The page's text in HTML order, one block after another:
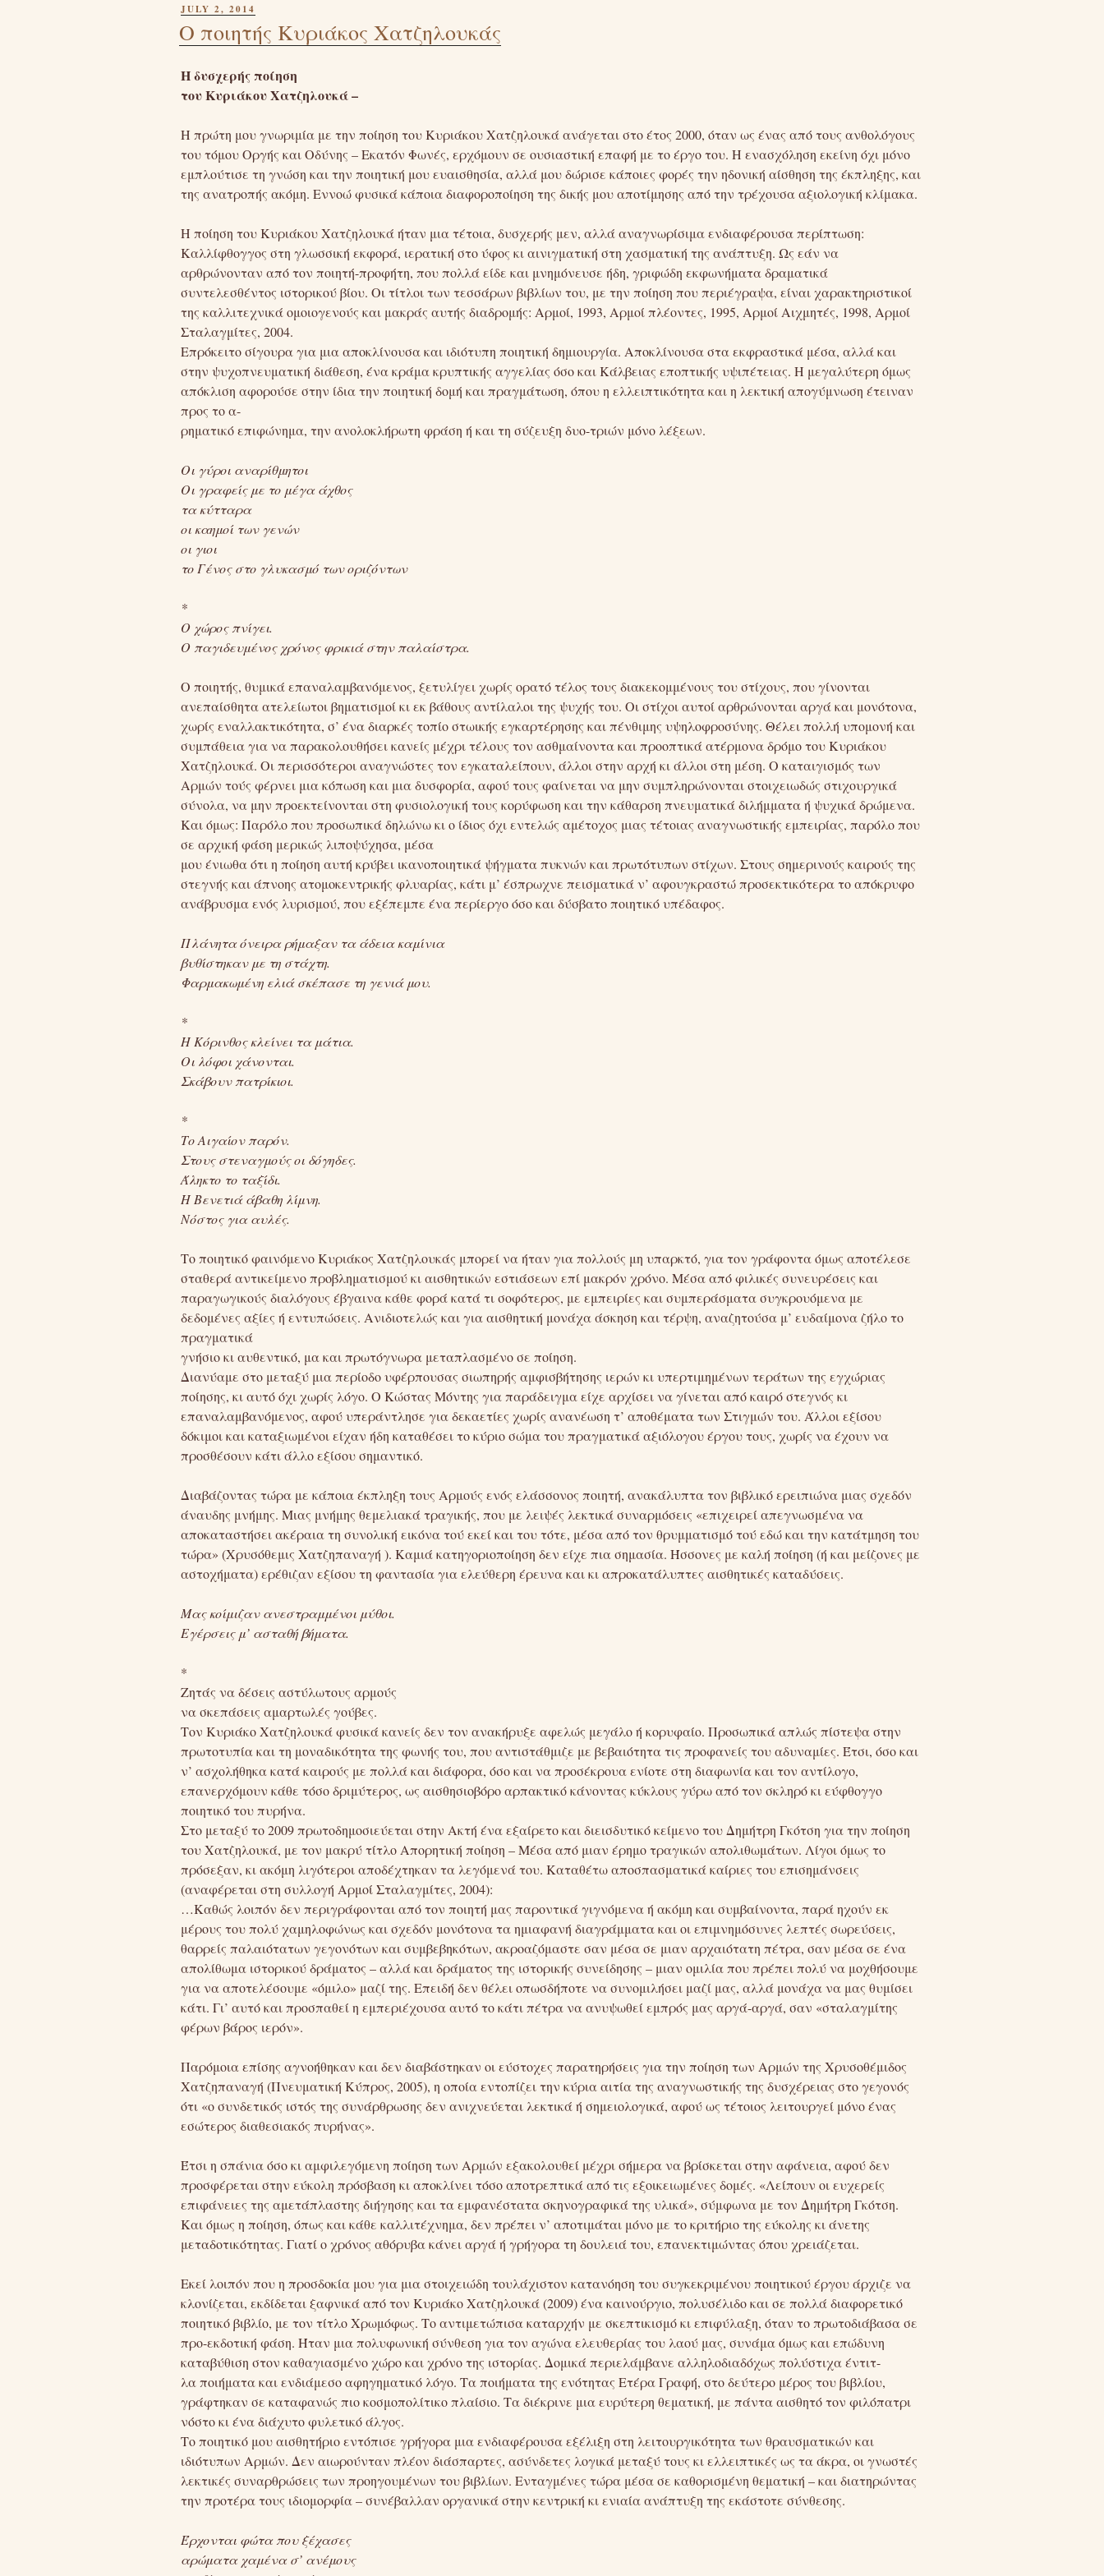
POSTED
JULY 2, 2014
Ο ποιητής Κυριάκος Χατζηλουκάς
Η δυσχερής ποίηση
του Κυριάκου Χατζηλουκά –
Η πρώτη μου γνωριμία με την ποίηση του Κυριάκου Χατζηλουκά ανάγεται στο έτος 2000, όταν ως ένας από τους ανθολόγους
του τόμου Οργής και Οδύνης – Εκατόν Φωνές, ερχόμουν σε ουσιαστική επαφή με το έργο του. Η ενασχόληση εκείνη όχι μόνο
εμπλούτισε τη γνώση και την ποιητική μου ευαισθησία, αλλά μου δώρισε κάποιες φορές την ηδονική αίσθηση της έκπληξης, και
της ανατροπής ακόμη. Εννοώ φυσικά κάποια διαφοροποίηση της δικής μου αποτίμησης από την τρέχουσα αξιολογική κλίμακα.
Η ποίηση του Κυριάκου Χατζηλουκά ήταν μια τέτοια, δυσχερής μεν, αλλά αναγνωρίσιμα ενδιαφέρουσα περίπτωση:
Καλλίφθογγος στη γλωσσική εκφορά, ιερατική στο ύφος κι αινιγματική στη χασματική της ανάπτυξη. Ως εάν να
αρθρώνονταν από τον ποιητή-προφήτη, που πολλά είδε και μνημόνευσε ήδη, γριφώδη εκφωνήματα δραματικά
συντελεσθέντος ιστορικού βίου. Οι τίτλοι των τεσσάρων βιβλίων του, με την ποίηση που περιέγραψα, είναι χαρακτηριστικοί
της καλλιτεχνικά ομοιογενούς και μακράς αυτής διαδρομής: Αρμοί, 1993, Αρμοί πλέοντες, 1995, Αρμοί Αιχμητές, 1998, Αρμοί
Σταλαγμίτες, 2004.
Επρόκειτο σίγουρα για μια αποκλίνουσα και ιδιότυπη ποιητική δημιουργία. Αποκλίνουσα στα εκφραστικά μέσα, αλλά και
στην ψυχοπνευματική διάθεση, ένα κράμα κρυπτικής αγγελίας όσο και Κάλβειας εποπτικής υψιπέτειας. Η μεγαλύτερη όμως
απόκλιση αφορούσε στην ίδια την ποιητική δομή και πραγμάτωση, όπου η ελλειπτικότητα και η λεκτική απογύμνωση έτειναν
προς το α-
ρηματικό επιφώνημα, την ανολοκλήρωτη φράση ή και τη σύζευξη δυο-τριών μόνο λέξεων.
Οι γύροι αναρίθμητοι
Οι γραφείς με το μέγα άχθος
τα κύτταρα
οι καημοί των γενών
οι γιοι
το Γένος στο γλυκασμό των οριζόντων
*
Ο χώρος πνίγει.
Ο παγιδευμένος χρόνος φρικιά στην παλαίστρα.
Ο ποιητής, θυμικά επαναλαμβανόμενος, ξετυλίγει χωρίς ορατό τέλος τους διακεκομμένους του στίχους, που γίνονται
ανεπαίσθητα ατελείωτοι βηματισμοί κι εκ βάθους αντίλαλοι της ψυχής του. Οι στίχοι αυτοί αρθρώνονται αργά και μονότονα,
χωρίς εναλλακτικότητα, σ’ ένα διαρκές τοπίο στωικής εγκαρτέρησης και πένθιμης υψηλοφροσύνης. Θέλει πολλή υπομονή και
συμπάθεια για να παρακολουθήσει κανείς μέχρι τέλους τον ασθμαίνοντα και προοπτικά ατέρμονα δρόμο του Κυριάκου
Χατζηλουκά. Οι περισσότεροι αναγνώστες τον εγκαταλείπουν, άλλοι στην αρχή κι άλλοι στη μέση. Ο καταιγισμός των
Αρμών τούς φέρνει μια κόπωση και μια δυσφορία, αφού τους φαίνεται να μην συμπληρώνονται στοιχειωδώς στιχουργικά
σύνολα, να μην προεκτείνονται στη φυσιολογική τους κορύφωση και την κάθαρση πνευματικά διλήμματα ή ψυχικά δρώμενα.
Και όμως: Παρόλο που προσωπικά δηλώνω κι ο ίδιος όχι εντελώς αμέτοχος μιας τέτοιας αναγνωστικής εμπειρίας, παρόλο που
σε αρχική φάση μερικώς λιποψύχησα, μέσα
μου ένιωθα ότι η ποίηση αυτή κρύβει ικανοποιητικά ψήγματα πυκνών και πρωτότυπων στίχων. Στους σημερινούς καιρούς της
στεγνής και άπνοης ατομοκεντρικής φλυαρίας, κάτι μ’ έσπρωχνε πεισματικά ν’ αφουγκραστώ προσεκτικότερα το απόκρυφο
ανάβρυσμα ενός λυρισμού, που εξέπεμπε ένα περίεργο όσο και δύσβατο ποιητικό υπέδαφος.
Πλάνητα όνειρα ρήμαξαν τα άδεια καμίνια
βυθίστηκαν με τη στάχτη.
Φαρμακωμένη ελιά σκέπασε τη γενιά μου.
*
Η Κόρινθος κλείνει τα μάτια.
Οι λόφοι χάνονται.
Σκάβουν πατρίκιοι.
*
Το Αιγαίον παρόν.
Στους στεναγμούς οι δόγηδες.
Άληκτο το ταξίδι.
Η Βενετιά άβαθη λίμνη.
Νόστος για αυλές.
Το ποιητικό φαινόμενο Κυριάκος Χατζηλουκάς μπορεί να ήταν για πολλούς μη υπαρκτό, για τον γράφοντα όμως αποτέλεσε
σταθερά αντικείμενο προβληματισμού κι αισθητικών εστιάσεων επί μακρόν χρόνο. Μέσα από φιλικές συνευρέσεις και
παραγωγικούς διαλόγους έβγαινα κάθε φορά κατά τι σοφότερος, με εμπειρίες και συμπεράσματα συγκρουόμενα με
δεδομένες αξίες ή εντυπώσεις. Ανιδιοτελώς και για αισθητική μονάχα άσκηση και τέρψη, αναζητούσα μ’ ευδαίμονα ζήλο το
πραγματικά
γνήσιο κι αυθεντικό, μα και πρωτόγνωρα μεταπλασμένο σε ποίηση.
Διανύαμε στο μεταξύ μια περίοδο υφέρπουσας σιωπηρής αμφισβήτησης ιερών κι υπερτιμημένων τεράτων της εγχώριας
ποίησης, κι αυτό όχι χωρίς λόγο. Ο Κώστας Μόντης για παράδειγμα είχε αρχίσει να γίνεται από καιρό στεγνός κι
επαναλαμβανόμενος, αφού υπεράντλησε για δεκαετίες χωρίς ανανέωση τ’ αποθέματα των Στιγμών του. Άλλοι εξίσου
δόκιμοι και καταξιωμένοι είχαν ήδη καταθέσει το κύριο σώμα του πραγματικά αξιόλογου έργου τους, χωρίς να έχουν να
προσθέσουν κάτι άλλο εξίσου σημαντικό.
Διαβάζοντας τώρα με κάποια έκπληξη τους Αρμούς ενός ελάσσονος ποιητή, ανακάλυπτα τον βιβλικό ερειπιώνα μιας σχεδόν
άναυδης μνήμης. Μιας μνήμης θεμελιακά τραγικής, που με λειψές λεκτικά συναρμόσεις «επιχειρεί απεγνωσμένα να
αποκαταστήσει ακέραια τη συνολική εικόνα τού εκεί και του τότε, μέσα από τον θρυμματισμό τού εδώ και την κατάτμηση του
τώρα» (Χρυσόθεμις Χατζηπαναγή ). Καμιά κατηγοριοποίηση δεν είχε πια σημασία. Ήσσονες με καλή ποίηση (ή και μείζονες με
αστοχήματα) ερέθιζαν εξίσου τη φαντασία για ελεύθερη έρευνα και κι απροκατάλυπτες αισθητικές καταδύσεις.
Μας κοίμιζαν ανεστραμμένοι μύθοι.
Εγέρσεις μ’ ασταθή βήματα.
*
Ζητάς να δέσεις αστύλωτους αρμούς
να σκεπάσεις αμαρτωλές γούβες.
Τον Κυριάκο Χατζηλουκά φυσικά κανείς δεν τον ανακήρυξε αφελώς μεγάλο ή κορυφαίο. Προσωπικά απλώς πίστεψα στην
πρωτοτυπία και τη μοναδικότητα της φωνής του, που αντιστάθμιζε με βεβαιότητα τις προφανείς του αδυναμίες. Έτσι, όσο και
ν’ ασχολήθηκα κατά καιρούς με πολλά και διάφορα, όσο και να προσέκρουα ενίοτε στη διαφωνία και τον αντίλογο,
επανερχόμουν κάθε τόσο δριμύτερος, ως αισθησιοβόρο αρπακτικό κάνοντας κύκλους γύρω από τον σκληρό κι εύφθογγο
ποιητικό του πυρήνα.
Στο μεταξύ το 2009 πρωτοδημοσιεύεται στην Ακτή ένα εξαίρετο και διεισδυτικό κείμενο του Δημήτρη Γκότση για την ποίηση
του Χατζηλουκά, με τον μακρύ τίτλο Απορητική ποίηση – Μέσα από μιαν έρημο τραγικών απολιθωμάτων. Λίγοι όμως το
πρόσεξαν, κι ακόμη λιγότεροι αποδέχτηκαν τα λεγόμενά του. Καταθέτω αποσπασματικά καίριες του επισημάνσεις
(αναφέρεται στη συλλογή Αρμοί Σταλαγμίτες, 2004):
…Καθώς λοιπόν δεν περιγράφονται από τον ποιητή μας παροντικά γιγνόμενα ή ακόμη και συμβαίνοντα, παρά ηχούν εκ
μέρους του πολύ χαμηλοφώνως και σχεδόν μονότονα τα ημιαφανή διαγράμματα και οι επιμνημόσυνες λεπτές σωρεύσεις,
θαρρείς παλαιότατων γεγονότων και συμβεβηκότων, ακροαζόμαστε σαν μέσα σε μιαν αρχαιότατη πέτρα, σαν μέσα σε ένα
απολίθωμα ιστορικού δράματος – αλλά και δράματος της ιστορικής συνείδησης – μιαν ομιλία που πρέπει πολύ να μοχθήσουμε
για να αποτελέσουμε «όμιλο» μαζί της. Επειδή δεν θέλει οπωσδήποτε να συνομιλήσει μαζί μας, αλλά μονάχα να μας θυμίσει
κάτι. Γι’ αυτό και προσπαθεί η εμπεριέχουσα αυτό το κάτι πέτρα να ανυψωθεί εμπρός μας αργά-αργά, σαν «σταλαγμίτης
φέρων βάρος ιερόν».
Παρόμοια επίσης αγνοήθηκαν και δεν διαβάστηκαν οι εύστοχες παρατηρήσεις για την ποίηση των Αρμών της Χρυσοθέμιδος
Χατζηπαναγή (Πνευματική Κύπρος, 2005), η οποία εντοπίζει την κύρια αιτία της αναγνωστικής της δυσχέρειας στο γεγονός
ότι «ο συνδετικός ιστός της συνάρθρωσης δεν ανιχνεύεται λεκτικά ή σημειολογικά, αφού ως τέτοιος λειτουργεί μόνο ένας
εσώτερος διαθεσιακός πυρήνας».
Έτσι η σπάνια όσο κι αμφιλεγόμενη ποίηση των Αρμών εξακολουθεί μέχρι σήμερα να βρίσκεται στην αφάνεια, αφού δεν
προσφέρεται στην εύκολη πρόσβαση κι αποκλίνει τόσο αποτρεπτικά από τις εξοικειωμένες δομές. «Λείπουν οι ευχερείς
επιφάνειες της αμετάπλαστης διήγησης και τα εμφανέστατα σκηνογραφικά της υλικά», σύμφωνα με τον Δημήτρη Γκότση.
Και όμως η ποίηση, όπως και κάθε καλλιτέχνημα, δεν πρέπει ν’ αποτιμάται μόνο με το κριτήριο της εύκολης κι άνετης
μεταδοτικότητας. Γιατί ο χρόνος αθόρυβα κάνει αργά ή γρήγορα τη δουλειά του, επανεκτιμώντας όπου χρειάζεται.
Εκεί λοιπόν που η προσδοκία μου για μια στοιχειώδη τουλάχιστον κατανόηση του συγκεκριμένου ποιητικού έργου άρχιζε να
κλονίζεται, εκδίδεται ξαφνικά από τον Κυριάκο Χατζηλουκά (2009) ένα καινούργιο, πολυσέλιδο και σε πολλά διαφορετικό
ποιητικό βιβλίο, με τον τίτλο Χρωμόφως. Το αντιμετώπισα καταρχήν με σκεπτικισμό κι επιφύλαξη, όταν το πρωτοδιάβασα σε
προ-εκδοτική φάση. Ήταν μια πολυφωνική σύνθεση για τον αγώνα ελευθερίας του λαού μας, συνάμα όμως και επώδυνη
καταβύθιση στον καθαγιασμένο χώρο και χρόνο της ιστορίας. Δομικά περιελάμβανε αλληλοδιαδόχως πολύστιχα έντιτ-
λα ποιήματα και ενδιάμεσο αφηγηματικό λόγο. Τα ποιήματα της ενότητας Ετέρα Γραφή, στο δεύτερο μέρος του βιβλίου,
γράφτηκαν σε καταφανώς πιο κοσμοπολίτικο πλαίσιο. Τα διέκρινε μια ευρύτερη θεματική, με πάντα αισθητό τον φιλόπατρι
νόστο κι ένα διάχυτο φυλετικό άλγος.
Το ποιητικό μου αισθητήριο εντόπισε γρήγορα μια ενδιαφέρουσα εξέλιξη στη λειτουργικότητα των θραυσματικών και
ιδιότυπων Αρμών. Δεν αιωρούνταν πλέον διάσπαρτες, ασύνδετες λογικά μεταξύ τους κι ελλειπτικές ως τα άκρα, οι γνωστές
λεκτικές συναρθρώσεις των προηγουμένων του βιβλίων. Ενταγμένες τώρα μέσα σε καθορισμένη θεματική – και διατηρώντας
την προτέρα τους ιδιομορφία – συνέβαλλαν οργανικά στην κεντρική κι ενιαία ανάπτυξη της εκάστοτε σύνθεσης.
Έρχονται φώτα που ξέχασες
αρώματα χαμένα σ’ ανέμους